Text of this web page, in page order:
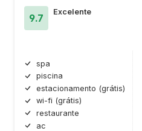
9.7
Excelente
spa
piscina
estacionamento (grátis)
wi-fi (grátis)
restaurante
ac